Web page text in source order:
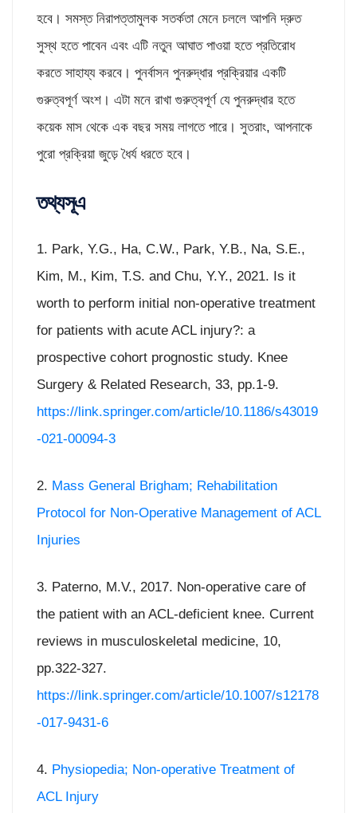
হবে। সমস্ত নিরাপত্তামুলক সতর্কতা মেনে চললে আপনি দ্রুত
সুস্থ হতে পাবেন এবং এটি নতুন আঘাত পাওয়া হতে প্রতিরোধ
করতে সাহায্য করবে। পুনর্বাসন পুনরুদ্ধার প্রক্রিয়ার একটি
গুরুত্বপূর্ণ অংশ। এটা মনে রাখা গুরুত্বপূর্ণ যে পুনরুদ্ধার হতে
কয়েক মাস থেকে এক বছর সময় লাগতে পারে। সুতরাং, আপনাকে
পুরো প্রক্রিয়া জুড়ে ধৈর্য ধরতে হবে।
তথ্যসূএ
1. Park, Y.G., Ha, C.W., Park, Y.B., Na, S.E.,
Kim, M., Kim, T.S. and Chu, Y.Y., 2021. Is it
worth to perform initial non-operative treatment
for patients with acute ACL injury?: a
prospective cohort prognostic study. Knee
Surgery & Related Research, 33, pp.1-9.
https://link.springer.com/article/10.1186/s43019
-021-00094-3
2. Mass General Brigham; Rehabilitation
Protocol for Non-Operative Management of ACL
Injuries
3. Paterno, M.V., 2017. Non-operative care of
the patient with an ACL-deficient knee. Current
reviews in musculoskeletal medicine, 10,
pp.322-327.
https://link.springer.com/article/10.1007/s12178
-017-9431-6
4. Physiopedia; Non-operative Treatment of
ACL Injury